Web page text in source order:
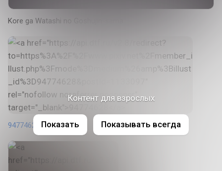
Kore ga Watashi no Goshujin-sama
94774628
Контент для взрослых
Показать Показывать всегда